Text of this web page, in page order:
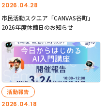
2026.04.28
市民活動スクエア「CANVAS谷町」
2026年度休館日のお知らせ
2026.04.18
活動報告